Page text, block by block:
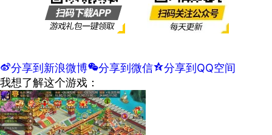
t分享到新浪微博w分享到微信z分享到QQ空间
我想了解这个游戏：